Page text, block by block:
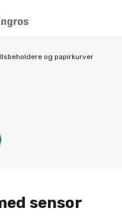
og papirkurver
sensor